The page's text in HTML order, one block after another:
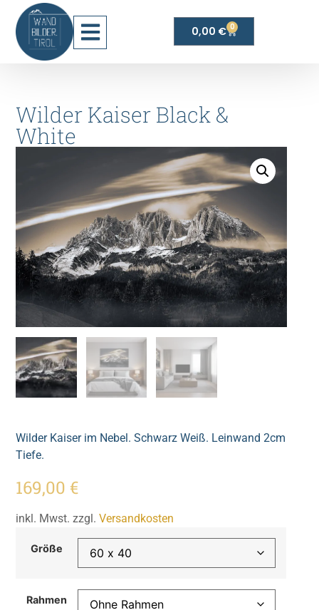
0,00 € 0
Wilder Kaiser Black &
White
Wilder Kaiser im Nebel. Schwarz Weiß. Leinwand 2cm
Tiefe.
169,00€
inkl. Mwst. zzgl.Versandkosten
Größe
Rahmen